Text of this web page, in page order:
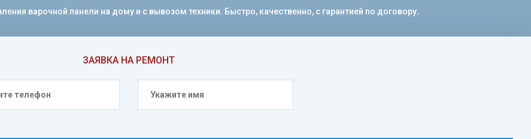
ЗАЯВКА НА РЕМОНТ
варочной панели на дому и с вывозом техники. Быстро, качественно, с гарантией по договору.